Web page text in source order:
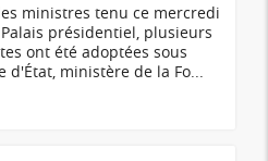
ministres tenu ce mercredi
présidentiel, plusieurs
ont été adoptées sous
d'État, ministère de la Fo...